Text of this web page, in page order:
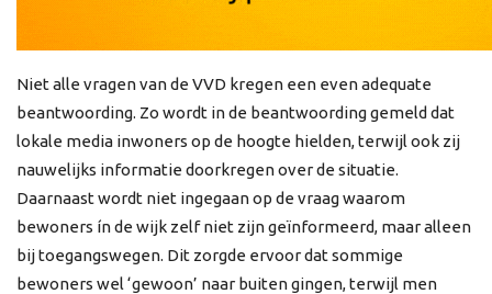
Niet alle vragen van de VVD kregen een even adequate
beantwoording. Zo wordt in de beantwoording gemeld dat
lokale media inwoners op de hoogte hielden, terwijl ook zij
nauwelijks informatie doorkregen over de situatie.
Daarnaast wordt niet ingegaan op de vraag waarom
bewoners ín de wijk zelf niet zijn geïnformeerd, maar alleen
bij toegangswegen. Dit zorgde ervoor dat sommige
bewoners wel ‘gewoon’ naar buiten gingen, terwijl men